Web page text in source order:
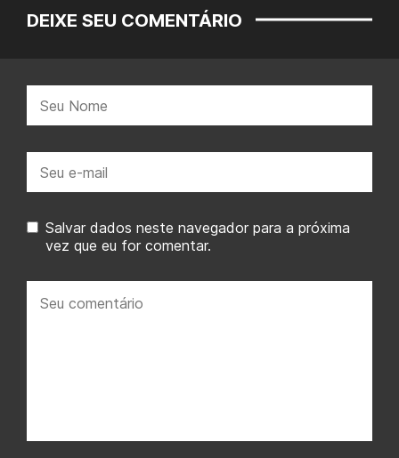
DEIXE SEU COMENTÁRIO
mail:
Salvar dados neste navegador para a próxima
vez que eu for comentar.
comentário: